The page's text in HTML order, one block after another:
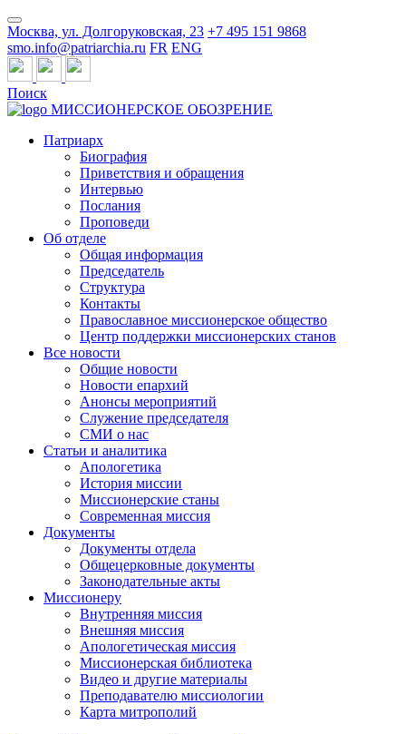
Москва, ул. Долгоруковская, 23 +7 495 151 9868
smo.info@patriarchia.ru FR ENG
Поиск
МИССИОНЕРСКОЕ ОБОЗРЕНИЕ
Патриарх
Биография
Приветствия и обращения
Интервью
Послания
Проповеди
Об отделе
Общая информация
Председатель
Структура
Контакты
Православное миссионерское общество
Центр поддержки миссионерских станов
Все новости
Общие новости
Новости епархий
Анонсы мероприятий
Служение председателя
СМИ о нас
Статьи и аналитика
Апологетика
История миссии
Миссионерские станы
Современная миссия
Документы
Документы отдела
Общецерковные документы
Законодательные акты
Миссионеру
Внутренняя миссия
Внешняя миссия
Апологетическая миссия
Миссионерская библиотека
Видео и другие материалы
Преподавателю миссиологии
Карта митрополий